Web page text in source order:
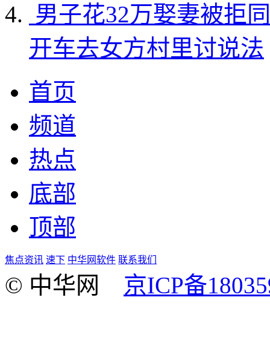
男子花32万娶妻被拒
开车去女方村里讨说法
首页
频道
热点
底部
顶部
焦点资讯 速下 中华网软件 联系我们
© 中华网 京ICP备